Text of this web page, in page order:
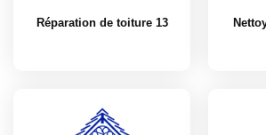
Réparation de toiture 13